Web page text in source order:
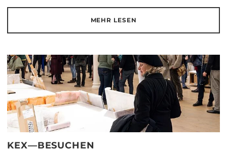
MEHR LESEN
KEX—BESUCHEN